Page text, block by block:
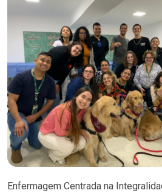
Enfermagem Centrada na